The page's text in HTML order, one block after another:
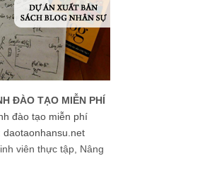
ĐÀO TẠO MIỄN PHÍ
đào tạo miễn phí
viên thực tập, Nâng